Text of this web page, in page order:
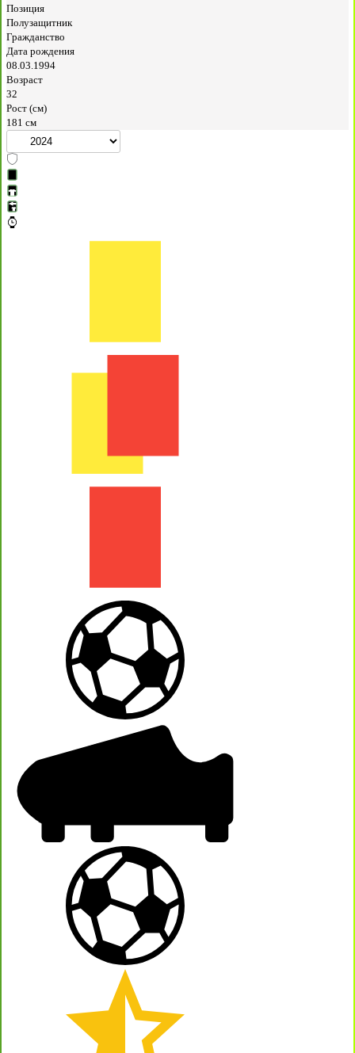
Позиция
Полузащитник
Гражданство
Дата рождения
08.03.1994
Возраст
32
Рост (см)
181 см